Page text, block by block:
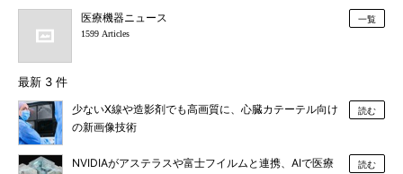
医療機器ニュース
1599 Articles
一覧
最新 3 件
少ないX線や造影剤でも高画質に、心臓カテーテル向け
の新画像技術
読む
NVIDIAがアステラスや富士フイルムと連携、AIで医療
読む